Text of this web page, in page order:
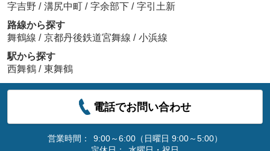
字吉野 / 溝尻中町 / 字余部下 / 字引土新
路線から探す
舞鶴線 / 京都丹後鉄道宮舞線 / 小浜線
駅から探す
西舞鶴 / 東舞鶴
電話でお問い合わせ
営業時間：
9:00～6:00（日曜日 9:00～5:00）